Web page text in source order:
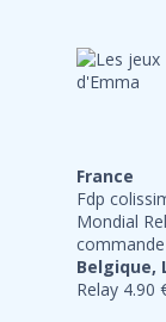
France
Fdp
Mondial
commande
Belgique,
Relay 4.90